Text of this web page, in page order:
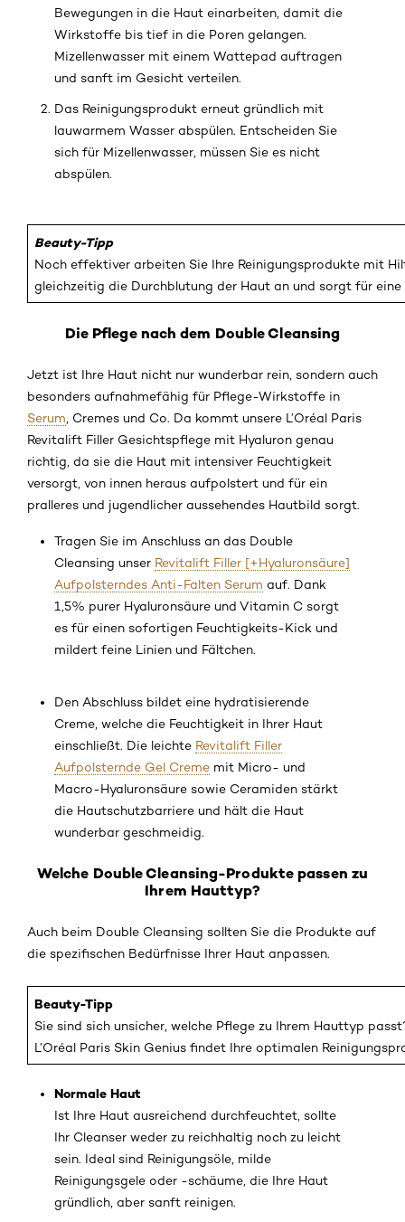
Bewegungen in die Haut einarbeiten, damit die
Wirkstoffe bis tief in die Poren gelangen.
Mizellenwasser mit einem Wattepad auftragen
und sanft im Gesicht verteilen.
Das Reinigungsprodukt erneut gründlich mit
lauwarmem Wasser abspülen. Entscheiden Sie
sich für Mizellenwasser, müssen Sie es nicht
abspülen.
Beauty-Tipp
Noch effektiver arbeiten Sie Ihre Reinigungsprodukte mit
gleichzeitig die Durchblutung der Haut an und sorgt für
Die Pflege nach dem Double Cleansing
Jetzt ist Ihre Haut nicht nur wunderbar rein, sondern auch
besonders aufnahmefähig für Pflege-Wirkstoffe in
Serum, Cremes und Co. Da kommt unsere L’Oréal Paris
Revitalift Filler Gesichtspflege mit Hyaluron genau
richtig, da sie die Haut mit intensiver Feuchtigkeit
versorgt, von innen heraus aufpolstert und für ein
pralleres und jugendlicher aussehendes Hautbild sorgt.
Tragen Sie im Anschluss an das Double
Cleansing unser Revitalift Filler [+Hyaluronsäure]
Aufpolsterndes Anti-Falten Serum auf. Dank
1,5% purer Hyaluronsäure und Vitamin C sorgt
es für einen sofortigen Feuchtigkeits-Kick und
mildert feine Linien und Fältchen.
Den Abschluss bildet eine hydratisierende
Creme, welche die Feuchtigkeit in Ihrer Haut
einschließt. Die leichte Revitalift Filler
Aufpolsternde Gel Creme mit Micro- und
Macro-Hyaluronsäure sowie Ceramiden stärkt
die Hautschutzbarriere und hält die Haut
wunderbar geschmeidig.
Welche Double Cleansing-Produkte passen zu
Ihrem Hauttyp?
Auch beim Double Cleansing sollten Sie die Produkte auf
die spezifischen Bedürfnisse Ihrer Haut anpassen.
Beauty-Tipp
Sie sind sich unsicher, welche Pflege zu Ihrem Hauttyp
L’Oréal Paris Skin Genius findet Ihre optimalen
Normale Haut
Ist Ihre Haut ausreichend durchfeuchtet, sollte
Ihr Cleanser weder zu reichhaltig noch zu leicht
sein. Ideal sind Reinigungsöle, milde
Reinigungsgele oder -schäume, die Ihre Haut
gründlich, aber sanft reinigen.